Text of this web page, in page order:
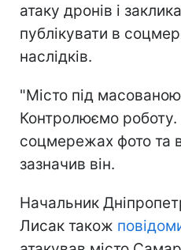
атаку дронів і
публікувати в
наслідків.
"Місто під
Контролюємо роботу.
соцмережах фото та
зазначив він.
Начальник
Лисак також